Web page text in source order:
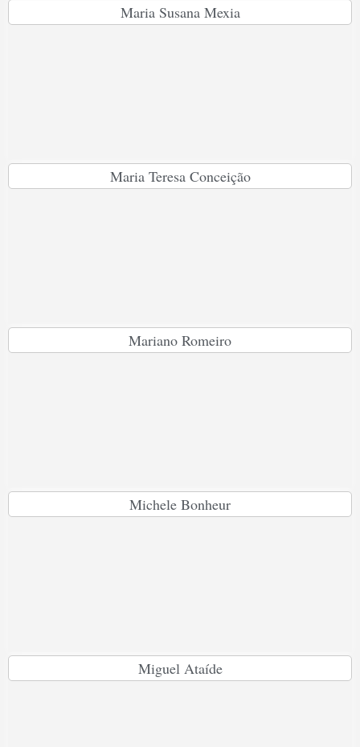
Maria Susana Mexia
Maria Teresa Conceição
Mariano Romeiro
Michele Bonheur
Miguel Ataíde